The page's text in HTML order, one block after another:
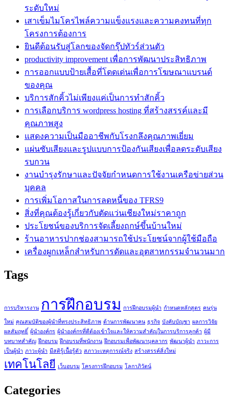
ระดับใหม่
เสาเข็มไมโครไพล์ความแข็งแรงและความคงทนที่ทุก
โครงการต้องการ
ยินดีต้อนรับสู่โลกของจัดกรุ๊ปทัวร์ส่วนตัว
productivity improvement เพื่อการพัฒนาประสิทธิภาพ
การออกแบบป้ายเสื้อที่โดดเด่นเพื่อการโฆษณาแบรนด์
ของคุณ
บริการสักคิ้วไม่เพียงแค่เป็นการทำสักคิ้ว
การเลือกบริการ wordpress hosting ที่สร้างสรรค์และมี
คุณภาพสูง
แสดงความเป็นมืออาชีพกับโรงกลึงคุณภาพเยี่ยม
แผ่นซับเสียงและรูปแบบการป้องกันเสียงเพื่อลดระดับเสียง
รบกวน
งานบำรุงรักษาและปัจจัยกำหนดการใช้งานเครือข่ายส่วน
บุคคล
การเพิ่มโอกาสในการลดหนี้ของ TFRS9
สิ่งที่คุณต้องรู้เกี่ยวกับตัดแว่นเชียงใหม่ราคาถูก
ประโยชน์ของบริการจัดเลี้ยงฤกษ์ขึ้นบ้านใหม่
ร้านอาหารปากช่องสามารถใช้ประโยชน์จากผู้ใช้มือถือ
เครื่องผูกเหล็กสำหรับการดัดและอุตสาหกรรมจำนวนมาก
Tags
การบริหารงาน การฝึกอบรม การฝึกอบรมผู้นำ กำหนดหลักสูตร คนรุ่น
ใหม่ คุณสมบัติของผู้นำที่ทรงประสิทธิภาพ ด้านการพัฒนาคน ธุรกิจ บังคับบัญชา ผลการวิจัย
ผลสัมฤทธิ์ ผู้นำองค์กร ผู้นำองค์กรที่ดีต้องเข้าใจและให้ความสำคัญในการบริการลูกค้า ผู้มี
บทบาทสำคัญ ฝึกอบรม ฝึกอบรมที่พนักงาน ฝึกอบรมเพื่อพัฒนาบุคลากร พัฒนาผู้นำ ภาวะการ
เป็นผู้นำ ภาวะผู้นำ มีสติรู้เนื้อรู้ตัว สภาวะเหตุการณ์จริง สร้างสรรค์สิ่งใหม่
เทคโนโลยี เว็บอบรม โครงการฝึกอบรม โลกาภิวัตน์
Categories